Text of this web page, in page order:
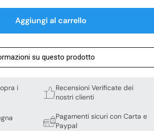
Aggiungi al carrello
su questo prodotto
i
Recensioni Verificate dei
nostri clienti
Pagamenti sicuri con Carta e
Paypal